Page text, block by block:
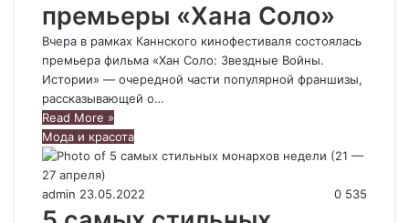
премьеры «Хана Соло»
Вчера в рамках Каннского кинофестиваля состоялась
премьера фильма «Хан Соло: Звездные Войны.
Истории» — очередной части популярной франшизы,
рассказывающей о…
Read More »
Мода и красота
admin 23.05.2022 0 535